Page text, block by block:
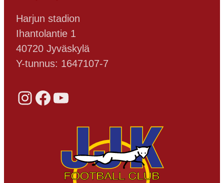
Harjun stadion
Ihantolantie 1
40720 Jyväskylä
Y-tunnus: 1647107-7
Instagram Facebook YouTube